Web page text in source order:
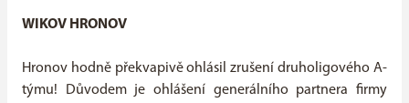
WIKOV HRONOV
Hronov hodně překvapivě ohlásil zrušení druholigového A-
týmu! Důvodem je ohlášení generálního partnera firmy